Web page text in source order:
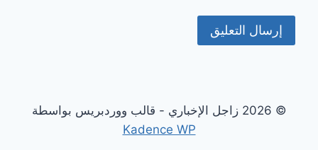
© 2026 زاجل الإخباري - قالب ووردبريس بواسطة
Kadence WP